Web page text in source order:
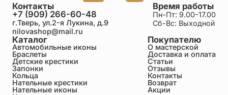
Каталог
Автомобильные иконы
Браслеты
Детские крестики
Запонки
Кольца
Нательные крестики
Нательные иконы
Покупателю
О мастерской
Доставка и оплата
Статьи
Отзывы
Контакты
Возврат
Акции
Время работы
Пн-Пт: 9.00-17.00
Сб-Вс: Выходной
Контакты
+7 (909) 266-60-48
г.Тверь, ул.2-я Лукина, д.9
nilovashop@mail.ru